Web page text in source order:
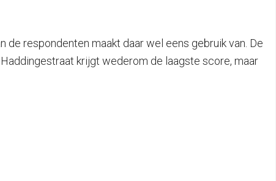
respondenten maakt daar wel eens gebruik van. De
krijgt wederom de laagste score, maar